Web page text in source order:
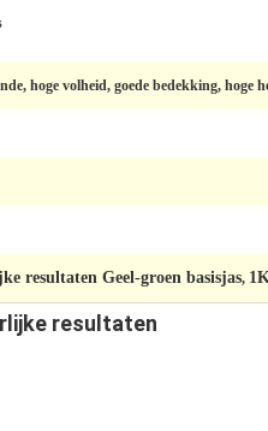
hoge volheid, goede bedekking, hoge
resultaten Geel-groen basisjas,
resultaten